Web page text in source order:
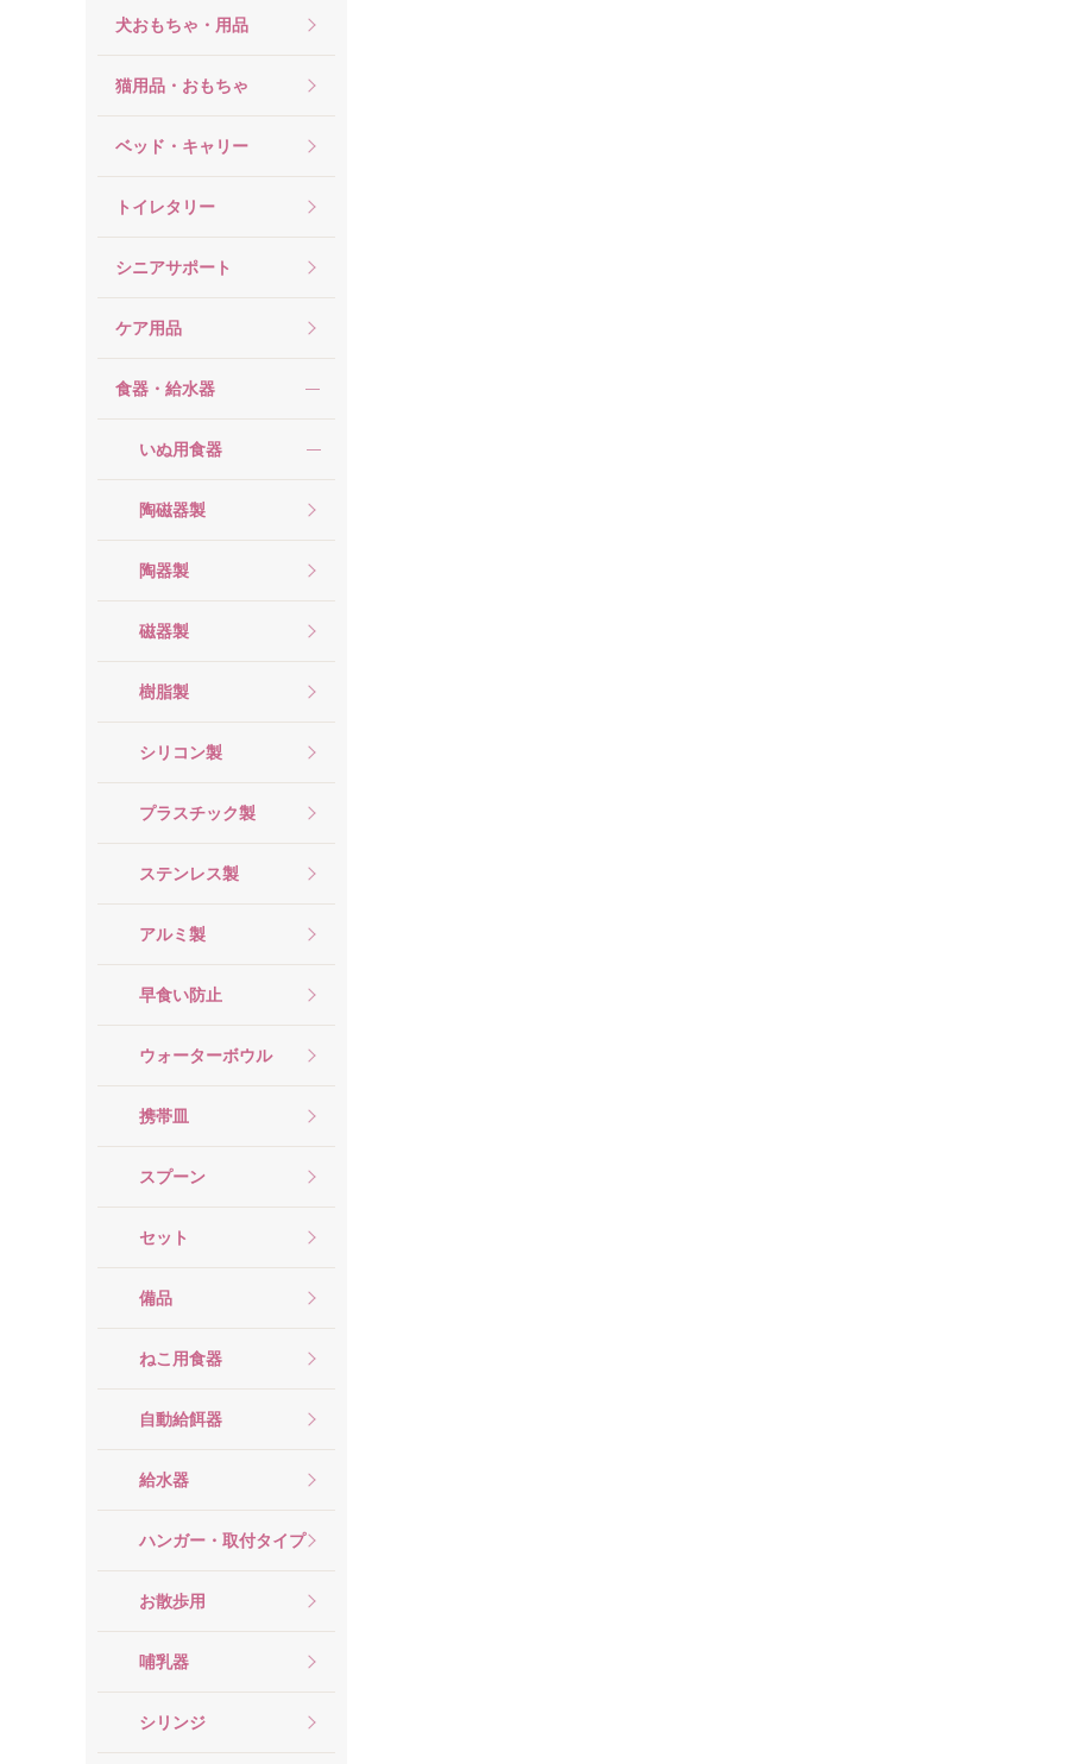
犬おもちゃ・用品
猫用品・おもちゃ
ベッド・キャリー
トイレタリー
シニアサポート
ケア用品
食器・給水器
いぬ用食器
陶磁器製
陶器製
磁器製
樹脂製
シリコン製
プラスチック製
ステンレス製
アルミ製
早食い防止
ウォーターボウル
携帯皿
スプーン
セット
備品
ねこ用食器
自動給餌器
給水器
ハンガー・取付タイプ
お散歩用
哺乳器
シリンジ